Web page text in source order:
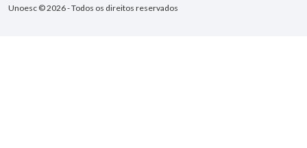
Unoesc © 2026 - Todos os direitos reservados